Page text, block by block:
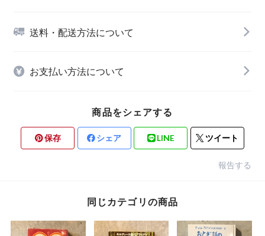
送料・配送方法について
お支払い方法について
商品をシェアする
保存 シェア LINE ツイート
報告する
同じカテゴリの商品